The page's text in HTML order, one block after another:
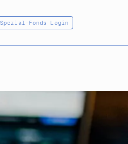
Spezial-Fonds Login